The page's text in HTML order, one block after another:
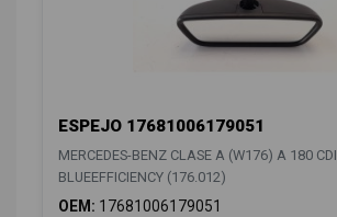
ESPEJO 17681006179051
MERCEDES-BENZ CLASE A (W176) A 180 CDI
BLUEEFFICIENCY (176.012)
OEM: 17681006179051